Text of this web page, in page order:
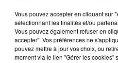
5 août 2026
UN FEU DE REMORQUE
Vous pouvez accepter en cliquant sur
sélectionnant les finalités et/ou
Vous pouvez également refuser en
accepter". Vos préférences ne
pouvez mettre à jour vos choix, ou
moment via le lien "Gérer les cookies"